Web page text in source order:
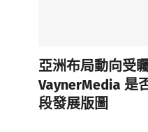
亞洲布局動向受
VaynerMedia 是
段發展版圖